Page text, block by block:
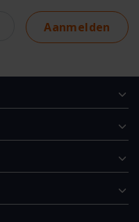
Aanmelden